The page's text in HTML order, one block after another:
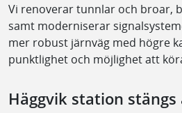
Vi renoverar tunnlar och broar,
samt moderniserar
mer robust järnväg med högre
punktlighet och möjlighet att
Häggvik station